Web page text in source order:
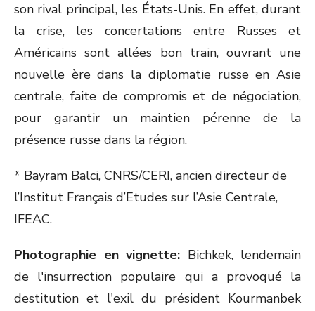
son rival principal, les États-Unis. En effet, durant
la crise, les concertations entre Russes et
Américains sont allées bon train, ouvrant une
nouvelle ère dans la diplomatie russe en Asie
centrale, faite de compromis et de négociation,
pour garantir un maintien pérenne de la
présence russe dans la région.
* Bayram Balci, CNRS/CERI, ancien directeur de
l’Institut Français d’Etudes sur l’Asie Centrale,
IFEAC.
Photographie en vignette: Bichkek, lendemain
de l'insurrection populaire qui a provoqué la
destitution et l'exil du président Kourmanbek